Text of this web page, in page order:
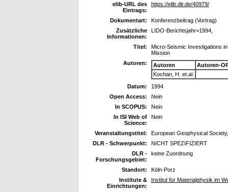
elib-URL des
Eintrags:
https://elib.dlr.de/40979/
Dokumentart:
Konferenzbeitrag (Vortrag)
Zusätzliche
Informationen:
LIDO-Berichtsjahr=1994,
Titel:
Micro-Seismic Investigations
Mission
Autoren:
Autoren
Autoren-
Kochan, H. et.al.
Datum:
1994
Open Access:
Nein
In SCOPUS:
Nein
In ISI Web of
Science:
Nein
Veranstaltungstitel:
European Geophysical
DLR - Schwerpunkt:
NICHT SPEZIFIZIERT
DLR -
Forschungsgebiet:
keine Zuordnung
Standort:
Köln-Porz
Institute &
Einrichtungen:
Institut für Materialphysik im